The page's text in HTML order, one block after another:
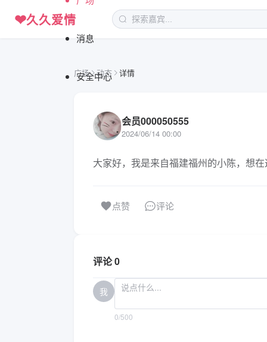
❤久久爱情
消息
安全中心
广场 动态 详情
会员000050555
2024/06/14 00:00
大家好，我是来自福建福州的小陈，想
点赞 评论
评论 0
我
0/500